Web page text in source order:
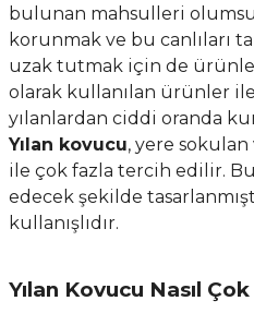
bulunan mahsulleri
korunmak ve bu canlıları
uzak tutmak için de
olarak kullanılan ürünler
yılanlardan ciddi oranda
Yılan kovucu, yere
ile çok fazla tercih edilir.
edecek şekilde
kullanışlıdır.
Yılan Kovucu Nasıl